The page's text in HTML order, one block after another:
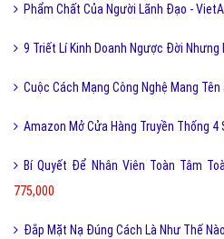
Phẩm Chất Của Người Lãnh Đạo -
9 Triết Lí Kinh Doanh Ngược Đời Nhưng
Cuộc Cách Mạng Công Nghệ Mang Tên
Amazon Mở Cửa Hàng Truyền Thống 4
Bí Quyết Để Nhân Viên Toàn Tâm
775,000
Đắp Mặt Nạ Đúng Cách Là Như Thế